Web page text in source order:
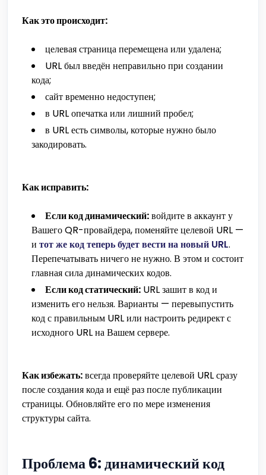
Как это происходит:
целевая страница перемещена или удалена;
URL был введён неправильно при создании
кода;
сайт временно недоступен;
в URL опечатка или лишний пробел;
в URL есть символы, которые нужно было
закодировать.
Как исправить:
Если код динамический:войдите в аккаунт у
Вашего QR-провайдера, поменяйте целевой URL —
и тот же код теперь будет вести на новый URL.
Перепечатывать ничего не нужно. В этом и состоит
главная сила динамических кодов.
Если код статический: URL зашит в код и
изменить его нельзя. Варианты — перевыпустить
код с правильным URL или настроить редирект с
исходного URL на Вашем сервере.
Как избежать:всегда проверяйте целевой URL сразу
после создания кода и ещё раз после публикации
страницы. Обновляйте его по мере изменения
структуры сайта.
Проблема 6: динамический код